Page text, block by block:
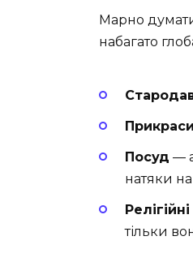
Марно
набагато
Прикраси
Посуд —
натяки
тільки